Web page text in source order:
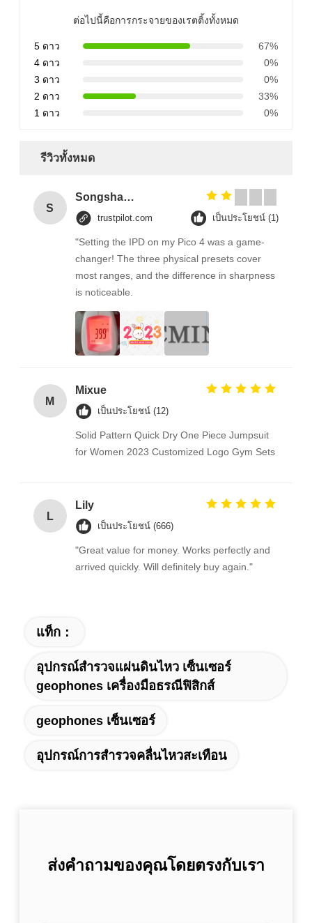
ต่อไปนี้คือการกระจายของเรตติ้งทั้งหมด
5 ดาว
67%
4 ดาว
0%
3 ดาว
0%
2 ดาว
33%
1 ดาว
0%
รีวิวทั้งหมด
S
Songshang
trustpilot.com เป็นประโยชน์ (1)
"Setting the IPD on my Pico 4 was a game-
changer! The three physical presets cover
most ranges, and the difference in sharpness
is noticeable.
M
Mixue
เป็นประโยชน์ (12)
Solid Pattern Quick Dry One Piece Jumpsuit
for Women 2023 Customized Logo Gym Sets
L
Lily
เป็นประโยชน์ (666)
"Great value for money. Works perfectly and
arrived quickly. Will definitely buy again."
แท็ก：
อุปกรณ์สำรวจแผ่นดินไหว เซ็นเซอร์
geophones เครื่องมือธรณีฟิสิกส์
geophones เซ็นเซอร์
อุปกรณ์การสำรวจคลื่นไหวสะเทือน
ส่งคำถามของคุณโดยตรงกับเรา